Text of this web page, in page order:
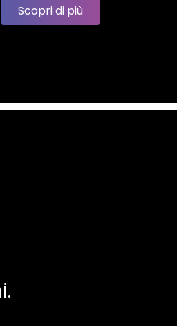
Scopri di più